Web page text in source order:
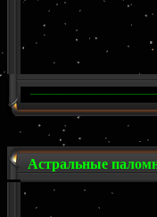
Астральные